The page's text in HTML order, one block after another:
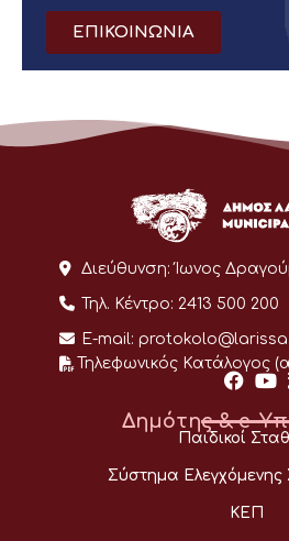
ΕΠΙΚΟΙΝΩΝΙΑ
Διεύθυνση: Ίωνος
Τηλ. Κέντρο: 2413 500 200
E-mail:
Τηλεφωνικός Κατάλογος
Δημότης & e-
Παιδικοί
Σύστημα
ΚΕΠ